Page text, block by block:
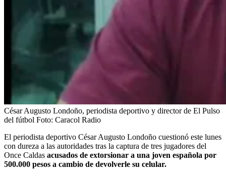
César Augusto Londoño, periodista deportivo y director de El Pulso
del fútbol Foto: Caracol Radio
El periodista deportivo César Augusto Londoño cuestionó este lunes
con dureza a las autoridades tras la captura de tres jugadores del
Once Caldas acusados de extorsionar a una joven española por
500.000 pesos a cambio de devolverle su celular.